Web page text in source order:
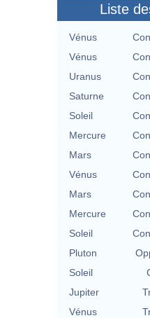
Liste
Vénus
Vénus
Uranus
Saturne
Soleil
Mercure
Mars
Vénus
Mars
Mercure
Soleil
Pluton
Soleil
Jupiter
Vénus